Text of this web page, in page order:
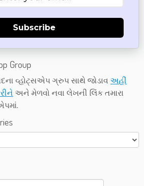
Subscribe
Group
વ્હોટ્સએપ ગ્રુપ સાથે જોડાવઅહીં
અને મેળવો નવા લેખની લિંક તમારા